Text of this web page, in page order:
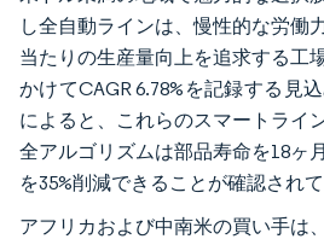
し全自動ラインは、慢性的な労働
当たりの生産量向上を追求する工
かけてCAGR 6.78%を記録する見
によると、これらのスマートライ
全アルゴリズムは部品寿命を18ヶ
を35%削減できることが確認され
アフリカおよび中南米の買い手は